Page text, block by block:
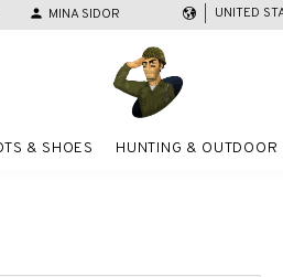
person MINA SIDOR UNITED
& SHOES HUNTING & OUTDOOR